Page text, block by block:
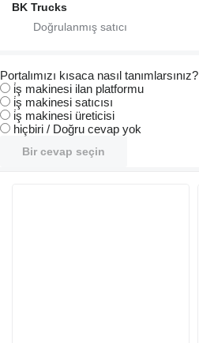
BK Trucks
Portalımızı kısaca nasıl tanımlarsınız?
i̇ş makinesi ilan platformu
i̇ş makinesi satıcısı
i̇ş makinesi üreticisi
hiçbiri / Doğru cevap yok
Bir cevap seçin